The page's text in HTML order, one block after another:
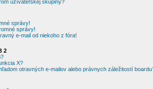
užívateľskej skupiny?
správy!
správy!
e-mail od niekoho z fóra!
2
X?
otravných e-mailov alebo právnych záležitostí